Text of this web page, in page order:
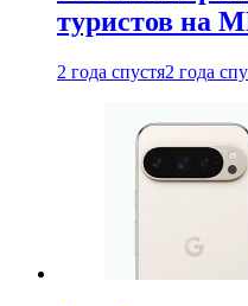
туристов на
2 года спустя2 года